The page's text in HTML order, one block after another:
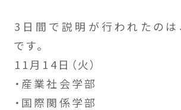
3日間で説明が行われたのは
です。
11月14日（火）
・産業社会学部
・国際関係学部